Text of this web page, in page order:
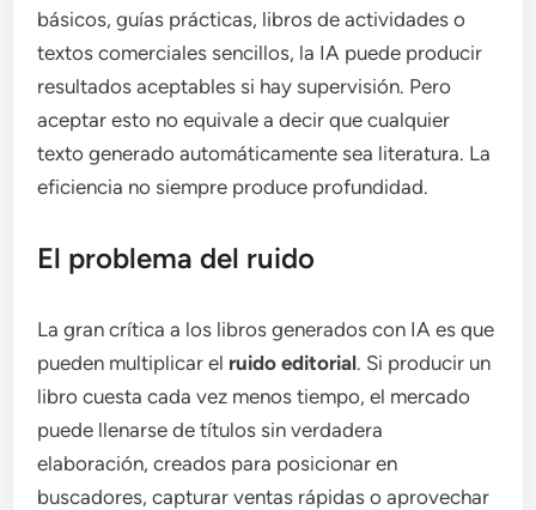
básicos, guías prácticas, libros de actividades o
textos comerciales sencillos, la IA puede producir
resultados aceptables si hay supervisión. Pero
aceptar esto no equivale a decir que cualquier
texto generado automáticamente sea literatura. La
eficiencia no siempre produce profundidad.
El problema del ruido
La gran crítica a los libros generados con IA es que
pueden multiplicar el ruido editorial. Si producir un
libro cuesta cada vez menos tiempo, el mercado
puede llenarse de títulos sin verdadera
elaboración, creados para posicionar en
buscadores, capturar ventas rápidas o aprovechar